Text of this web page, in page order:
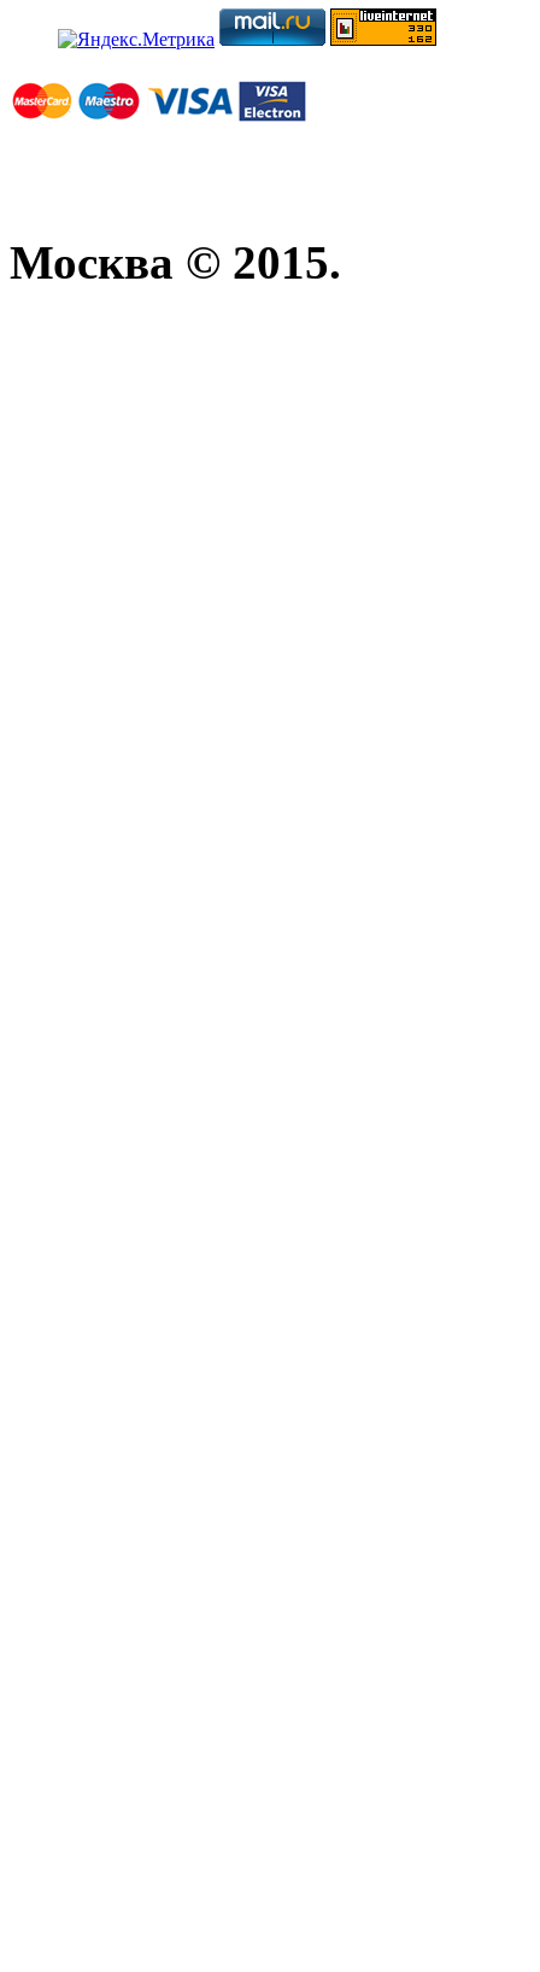
Москва © 2015.